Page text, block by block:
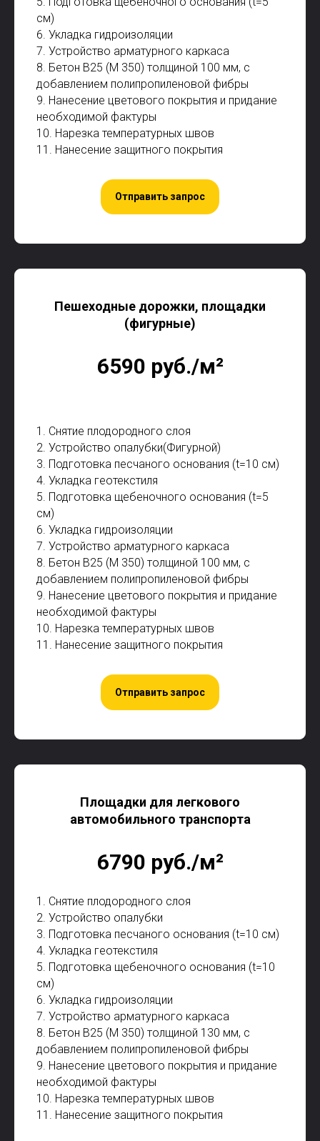
см)
6. Укладка гидроизоляции
7. Устройство арматурного каркаса
8. Бетон В25 (М 350) толщиной 100 мм, с
добавлением полипропиленовой фибры
9. Нанесение цветового покрытия и придание
необходимой фактуры
10. Нарезка температурных швов
11. Нанесение защитного покрытия
Отправить запрос
Пешеходные дорожки, площадки
(фигурные)
6590 руб./м²
1. Снятие плодородного слоя
2. Устройство опалубки(Фигурной)
3. Подготовка песчаного основания (t=10 см)
4. Укладка геотекстиля
5. Подготовка щебеночного основания (t=5
см)
6. Укладка гидроизоляции
7. Устройство арматурного каркаса
8. Бетон В25 (М 350) толщиной 100 мм, с
добавлением полипропиленовой фибры
9. Нанесение цветового покрытия и придание
необходимой фактуры
10. Нарезка температурных швов
11. Нанесение защитного покрытия
Отправить запрос
Площадки для легкового
автомобильного транспорта
6790 руб./м²
1. Снятие плодородного слоя
2. Устройство опалубки
3. Подготовка песчаного основания (t=10 см)
4. Укладка геотекстиля
5. Подготовка щебеночного основания (t=10
см)
6. Укладка гидроизоляции
7. Устройство арматурного каркаса
8. Бетон В25 (М 350) толщиной 130 мм, с
добавлением полипропиленовой фибры
9. Нанесение цветового покрытия и придание
необходимой фактуры
10. Нарезка температурных швов
11. Нанесение защитного покрытия